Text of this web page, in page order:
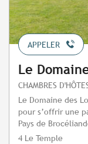
APPELER
Le
CHAMBRES
Le Domaine des
pour s’offrir une
Pays de
4 Le Temple